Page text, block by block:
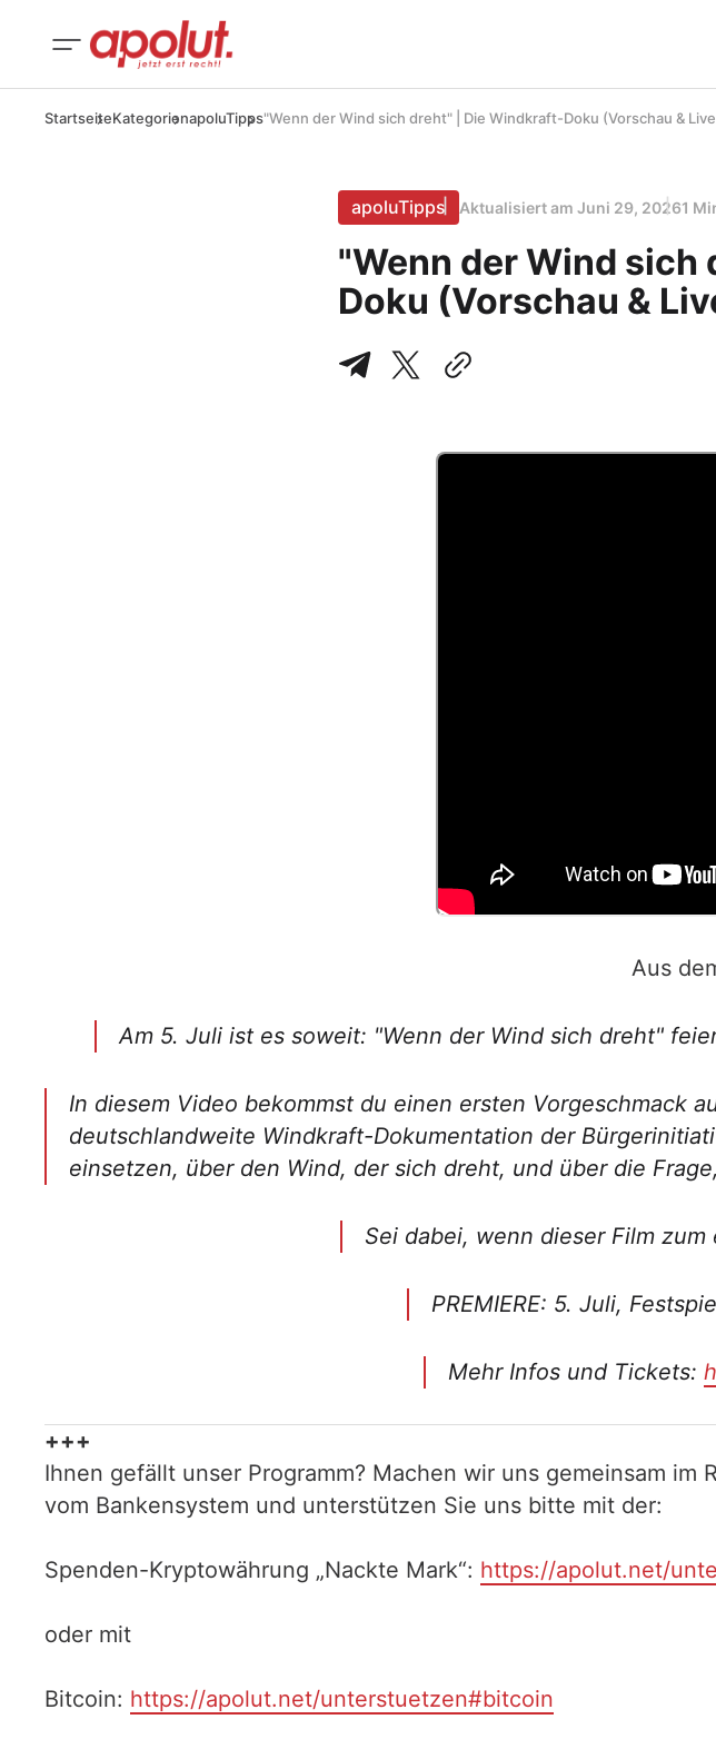
StartseiteKategorienapoluTipps"Wenn der Wind sich dreht" | Die Windkraft-Doku (Vorschau &
apoluTipps Aktualisiert am Juni 29, 20261
"Wenn der Wind
Doku (Vorschau &
Aus
Am 5. Juli ist es soweit: "Wenn der Wind sich dreht"
In diesem Video bekommst du einen ersten Vorgeschmack
deutschlandweite Windkraft-Dokumentation der
einsetzen, über den Wind, der sich dreht, und über die
Sei dabei, wenn dieser Film
PREMIERE: 5. Juli,
Mehr Infos und Tickets:
+++
Ihnen gefällt unser Programm? Machen wir uns gemeinsam
vom Bankensystem und unterstützen Sie uns bitte mit der:
Spenden-Kryptowährung „Nackte Mark“: https://apolut.net/
oder mit
Bitcoin: https://apolut.net/unterstuetzen#bitcoin